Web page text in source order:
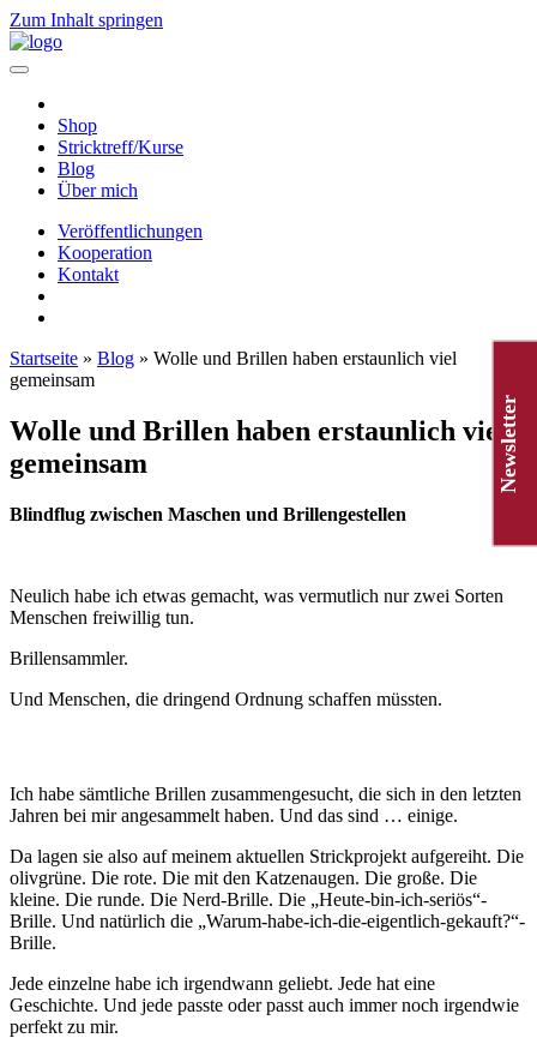
Zum Inhalt springen
Hauptnavigation
Shop
Stricktreff/Kurse
Blog
Über mich
Veröffentlichungen
Kooperation
Kontakt
Startseite » Blog » Wolle und Brillen haben erstaunlich viel
gemeinsam
Wolle und Brillen haben erstaunlich viel
gemeinsam
Blindflug zwischen Maschen und Brillengestellen
Neulich habe ich etwas gemacht, was vermutlich nur zwei Sorten
Menschen freiwillig tun.
Brillensammler.
Und Menschen, die dringend Ordnung schaffen müssten.
Ich habe sämtliche Brillen zusammengesucht, die sich in den letzten
Jahren bei mir angesammelt haben. Und das sind … einige.
Da lagen sie also auf meinem aktuellen Strickprojekt aufgereiht. Die
olivgrüne. Die rote. Die mit den Katzenaugen. Die große. Die
kleine. Die runde. Die Nerd-Brille. Die „Heute-bin-ich-seriös“-
Brille. Und natürlich die „Warum-habe-ich-die-eigentlich-gekauft?“-
Brille.
Jede einzelne habe ich irgendwann geliebt. Jede hat eine
Geschichte. Und jede passte oder passt auch immer noch irgendwie
perfekt zu mir.
Newsletter